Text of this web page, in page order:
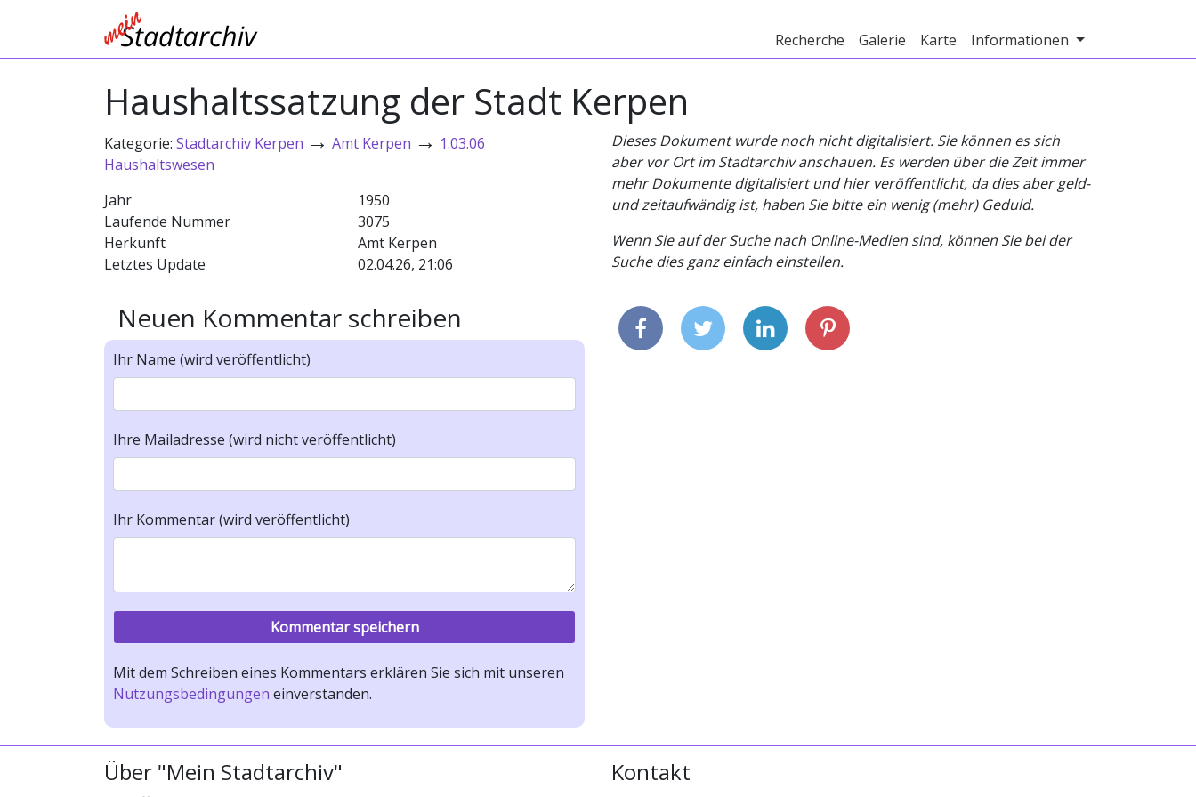
Recherche Galerie Karte Informationen
Haushaltssatzung der Stadt Kerpen
Kategorie: Stadtarchiv Kerpen → Amt Kerpen → 1.03.06
Haushaltswesen
Jahr
1950
Laufende Nummer
3075
Herkunft
Amt Kerpen
Letztes Update
02.04.26, 21:06
Neuen Kommentar schreiben
Ihr Name (wird veröffentlicht)
Ihre Mailadresse (wird nicht veröffentlicht)
Ihr Kommentar (wird veröffentlicht)
Mit dem Schreiben eines Kommentars erklären Sie sich mit unseren
Nutzungsbedingungen einverstanden.
Dieses Dokument wurde noch nicht digitalisiert. Sie können es sich
aber vor Ort im Stadtarchiv anschauen. Es werden über die Zeit immer
mehr Dokumente digitalisiert und hier veröffentlicht, da dies aber geld-
und zeitaufwändig ist, haben Sie bitte ein wenig (mehr) Geduld.
Wenn Sie auf der Suche nach Online-Medien sind, können Sie bei der
Suche dies ganz einfach einstellen.
Über "Mein Stadtarchiv" Kontakt